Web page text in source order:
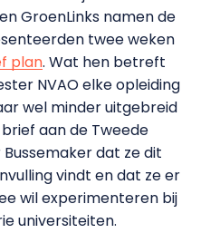
GroenLinks namen de
twee weken
plan. Wat hen betreft
NVAO elke opleiding
wel minder uitgebreid
aan de Tweede
dat ze dit
vindt en dat ze er
wil experimenteren bij
universiteiten.